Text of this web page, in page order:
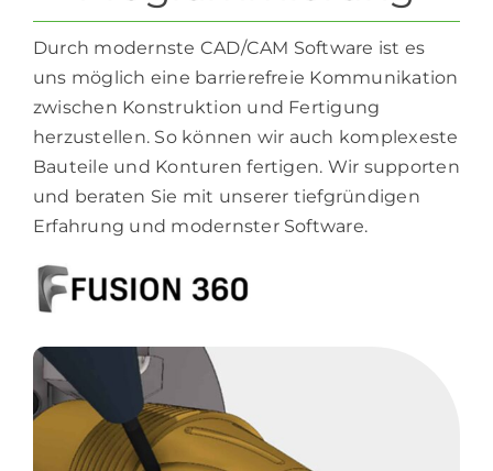
Durch modernste CAD/CAM Software ist es
uns möglich eine barrierefreie Kommunikation
zwischen Konstruktion und Fertigung
herzustellen. So können wir auch komplexeste
Bauteile und Konturen fertigen. Wir supporten
und beraten Sie mit unserer tiefgründigen
Erfahrung und modernster Software.